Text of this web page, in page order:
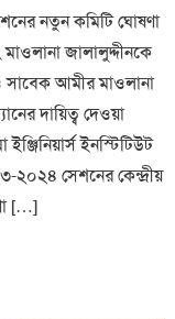
নতুন কমিটি ঘোষণা
জালালুদ্দীনকে
সাবেক আমীর মাওলানা
দায়িত্ব দেওয়া
ইনস্টিটিউট
২০২৪ সেশনের কেন্দ্রীয়
[…]